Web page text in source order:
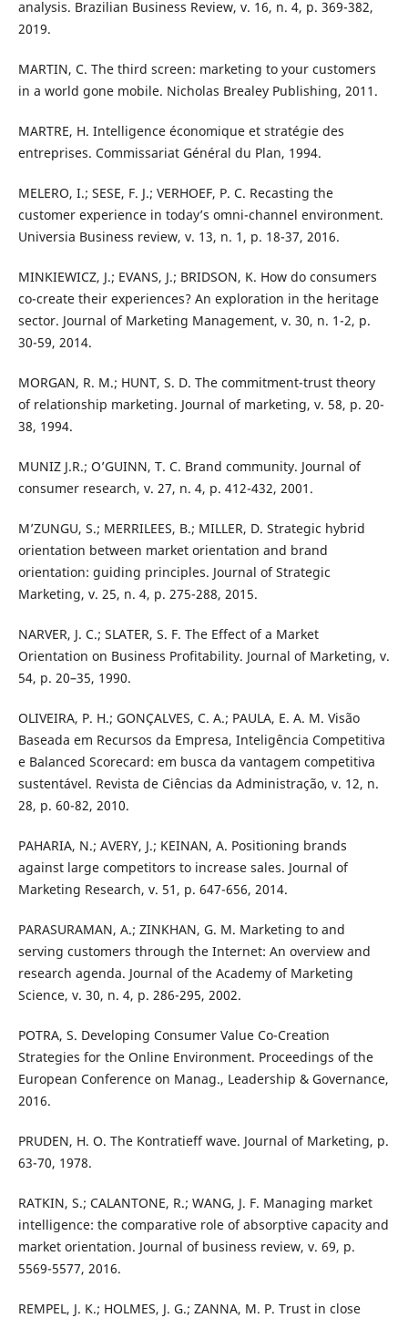
analysis. Brazilian Business Review, v. 16, n. 4, p. 369-382,
2019.
MARTIN, C. The third screen: marketing to your customers
in a world gone mobile. Nicholas Brealey Publishing, 2011.
MARTRE, H. Intelligence économique et stratégie des
entreprises. Commissariat Général du Plan, 1994.
MELERO, I.; SESE, F. J.; VERHOEF, P. C. Recasting the
customer experience in today’s omni-channel environment.
Universia Business review, v. 13, n. 1, p. 18-37, 2016.
MINKIEWICZ, J.; EVANS, J.; BRIDSON, K. How do consumers
co-create their experiences? An exploration in the heritage
sector. Journal of Marketing Management, v. 30, n. 1-2, p.
30-59, 2014.
MORGAN, R. M.; HUNT, S. D. The commitment-trust theory
of relationship marketing. Journal of marketing, v. 58, p. 20-
38, 1994.
MUNIZ J.R.; O’GUINN, T. C. Brand community. Journal of
consumer research, v. 27, n. 4, p. 412-432, 2001.
M’ZUNGU, S.; MERRILEES, B.; MILLER, D. Strategic hybrid
orientation between market orientation and brand
orientation: guiding principles. Journal of Strategic
Marketing, v. 25, n. 4, p. 275-288, 2015.
NARVER, J. C.; SLATER, S. F. The Effect of a Market
Orientation on Business Profitability. Journal of Marketing, v.
54, p. 20–35, 1990.
OLIVEIRA, P. H.; GONÇALVES, C. A.; PAULA, E. A. M. Visão
Baseada em Recursos da Empresa, Inteligência Competitiva
e Balanced Scorecard: em busca da vantagem competitiva
sustentável. Revista de Ciências da Administração, v. 12, n.
28, p. 60-82, 2010.
PAHARIA, N.; AVERY, J.; KEINAN, A. Positioning brands
against large competitors to increase sales. Journal of
Marketing Research, v. 51, p. 647-656, 2014.
PARASURAMAN, A.; ZINKHAN, G. M. Marketing to and
serving customers through the Internet: An overview and
research agenda. Journal of the Academy of Marketing
Science, v. 30, n. 4, p. 286-295, 2002.
POTRA, S. Developing Consumer Value Co-Creation
Strategies for the Online Environment. Proceedings of the
European Conference on Manag., Leadership & Governance,
2016.
PRUDEN, H. O. The Kontratieff wave. Journal of Marketing, p.
63-70, 1978.
RATKIN, S.; CALANTONE, R.; WANG, J. F. Managing market
intelligence: the comparative role of absorptive capacity and
market orientation. Journal of business review, v. 69, p.
5569-5577, 2016.
REMPEL, J. K.; HOLMES, J. G.; ZANNA, M. P. Trust in close